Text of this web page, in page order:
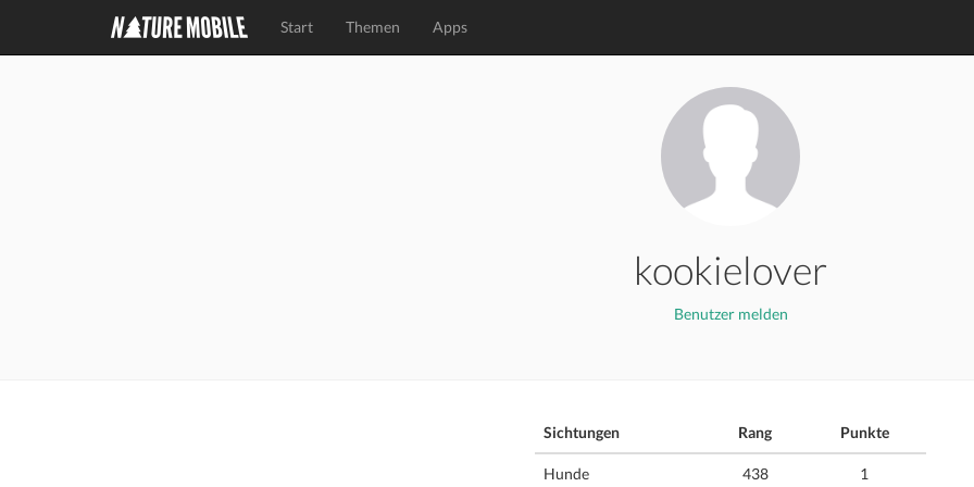
Start Themen Apps
kookielover
Benutzer melden
Sichtungen Rang Punkte
Hunde 438 1